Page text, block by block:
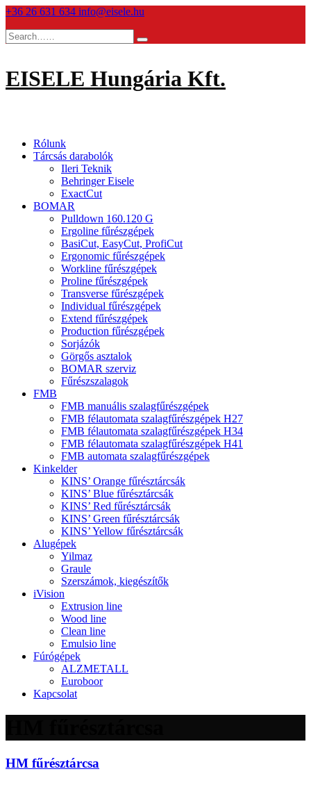
Skip
content
+36 26 631 634 info@eisele.hu
EISELE Hungária Kft.
Rólunk
Tárcsás darabolók
Ileri Teknik
Behringer Eisele
ExactCut
BOMAR
Pulldown 160.120 G
Ergoline fűrészgépek
BasiCut, EasyCut, ProfiCut
Ergonomic fűrészgépek
Workline fűrészgépek
Proline fűrészgépek
Transverse fűrészgépek
Individual fűrészgépek
Extend fűrészgépek
Production fűrészgépek
Sorjázók
Görgős asztalok
BOMAR szerviz
Fűrészszalagok
FMB
FMB manuális szalagfűrészgépek
FMB félautomata szalagfűrészgépek H27
FMB félautomata szalagfűrészgépek H34
FMB félautomata szalagfűrészgépek H41
FMB automata szalagfűrészgépek
Kinkelder
KINS’ Orange fűrésztárcsák
KINS’ Blue fűrésztárcsák
KINS’ Red fűrésztárcsák
KINS’ Green fűrésztárcsák
KINS’ Yellow fűrésztárcsák
Alugépek
Yilmaz
Graule
Szerszámok, kiegészítők
iVision
Extrusion line
Wood line
Clean line
Emulsio line
Fúrógépek
ALZMETALL
Euroboor
Kapcsolat
HM fűrésztárcsa